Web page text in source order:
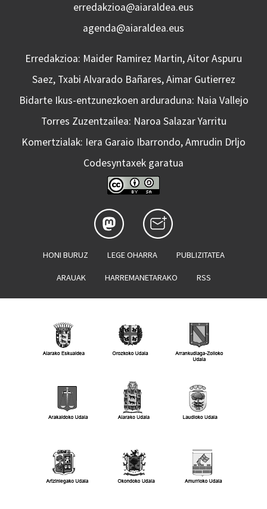
erredakzioa@aiaraldea.eus
agenda@aiaraldea.eus
Erredakzioa: Maider Ramirez Martin, Aitor Aspuru
Saez, Txabi Alvarado Bañares, Aimar Gutierrez
Bidarte Ikus-entzunezkoen arduraduna: Naia Vallejo
Torres Zuzentzailea: Naroa Salazar Yarritu
Komertzialak: Iera Garaio Ibarrondo, Amrudin Drljo
Codesyntaxek garatua
HONI BURUZ LEGE OHARRA PUBLIZITATEA
ARAUAK HARREMANETARAKO RSS